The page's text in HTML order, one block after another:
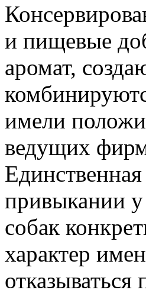
и пищевые
аромат,
имели
ведущих
привыкании
собак
характер